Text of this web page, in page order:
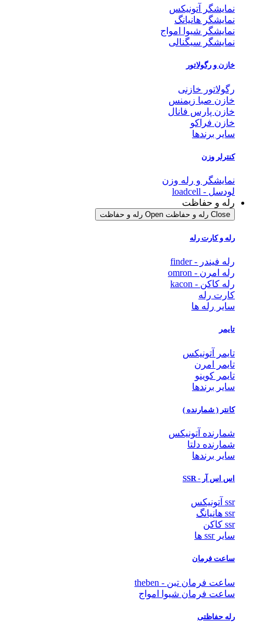
نمایشگر آتونیکس
نمایشگر هانیانگ
نمایشگر شیوا امواج
نمایشگر سیگنالی
خازن و رگولاتور
رگولاتور خازنی
خازن صبا زیمنس
خازن پارس فانال
خازن فراکو
سایر برندها
کنترلر وزن
نمایشگر و رله وزن
لودسل - loadcell
رله و حفاظت
Close رله و حفاظت Open رله و حفاظت
رله و کارت رله
رله فیندر - finder
رله امرن - omron
رله کاکن - kacon
کارت رله
سایر رله ها
تایمر
تایمر آتونیکس
تایمر امرن
تایمر کوینو
سایر برندها
کانتر ( شمارنده )
شمارنده آتونیکس
شمارنده دلتا
سایر برندها
اس اس آر - SSR
ssr آتونیکس
ssr هانیانگ
ssr کاکن
سایر ssr ها
ساعت فرمان
ساعت فرمان تبن - theben
ساعت فرمان شیوا امواج
رله حفاظتی